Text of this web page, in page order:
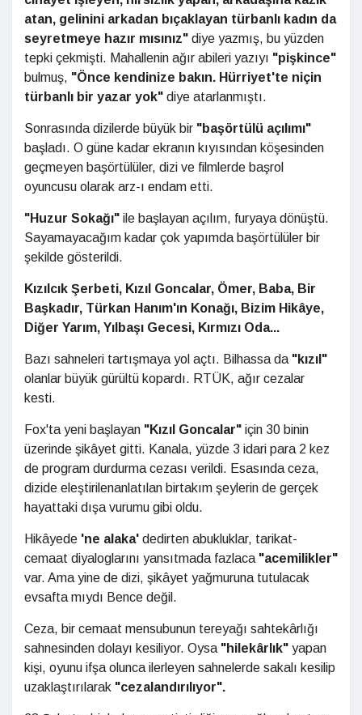
atan, gelinini arkadan bıçaklayan türbanlı kadın da
seyretmeye hazır mısınız" diye yazmış, bu yüzden
tepki çekmişti. Mahallenin ağır abileri yazıyı "pişkince"
bulmuş, "Önce kendinize bakın. Hürriyet'te niçin
türbanlı bir yazar yok" diye atarlanmıştı.
Sonrasında dizilerde büyük bir "başörtülü açılımı"
başladı. O güne kadar ekranın kıyısından köşesinden
geçmeyen başörtülüler, dizi ve filmlerde başrol
oyuncusu olarak arz-ı endam etti.
"Huzur Sokağı" ile başlayan açılım, furyaya dönüştü.
Sayamayacağım kadar çok yapımda başörtülüler bir
şekilde gösterildi.
Kızılcık Şerbeti, Kızıl Goncalar, Ömer, Baba, Bir
Başkadır, Türkan Hanım'ın Konağı, Bizim Hikâye,
Diğer Yarım, Yılbaşı Gecesi, Kırmızı Oda...
Bazı sahneleri tartışmaya yol açtı. Bilhassa da "kızıl"
olanlar büyük gürültü kopardı. RTÜK, ağır cezalar
kesti.
Fox'ta yeni başlayan "Kızıl Goncalar" için 30 binin
üzerinde şikâyet gitti. Kanala, yüzde 3 idari para 2 kez
de program durdurma cezası verildi. Esasında ceza,
dizide eleştirilenanlatılan birtakım şeylerin de gerçek
hayattaki dışa vurumu gibi oldu.
Hikâyede 'ne alaka' dedirten abukluklar, tarikat-
cemaat diyaloglarını yansıtmada fazlaca "acemilikler"
var. Ama yine de dizi, şikâyet yağmuruna tutulacak
evsafta mıydı Bence değil.
Ceza, bir cemaat mensubunun tereyağı sahtekârlığı
sahnesinden dolayı kesiliyor. Oysa "hilekârlık" yapan
kişi, oyunu ifşa olunca ilerleyen sahnelerde sakalı kesilip
uzaklaştırılarak "cezalandırılıyor".